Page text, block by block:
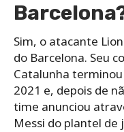
Sim, o atacante
do Barcelona. Seu
Catalunha
2021 e, depois de
time anunciou
Messi do plantel de